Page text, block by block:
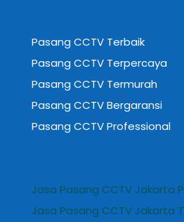
Pasang CCTV Terbaik
Pasang CCTV Terpercaya
Pasang CCTV Termurah
Pasang CCTV Bergaransi
Pasang CCTV Professional
Jasa Pasang CCTV Jakarta
Jasa Pasang CCTV Jakarta